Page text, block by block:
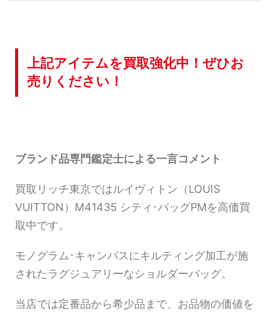
上記アイテムを買取強化中！ぜひお
売りください！
ブランド品専門鑑定士による一言コメント
買取リッチ東京ではルイヴィトン（LOUIS
VUITTON）M41435 シティ･バッグPMを高価買
取中です。
モノグラム･キャンバスにキルティング加工が施
されたラグジュアリーなショルダーバッグ。
当店では定番品から希少品まで、お品物の価値を